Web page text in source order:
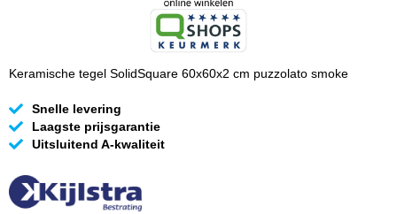
Keramische tegel SolidSquare 60x60x2 cm puzzolato smoke
Snelle levering
Laagste prijsgarantie
Uitsluitend A-kwaliteit